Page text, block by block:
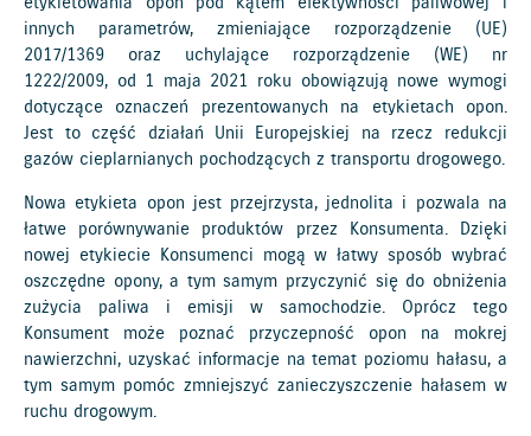
innych parametrów, zmieniające rozporządzenie (UE)
2017/1369 oraz uchylające rozporządzenie (WE) nr
1222/2009, od 1 maja 2021 roku obowiązują nowe wymogi
dotyczące oznaczeń prezentowanych na etykietach opon.
Jest to część działań Unii Europejskiej na rzecz redukcji
gazów cieplarnianych pochodzących z transportu drogowego.
Nowa etykieta opon jest przejrzysta, jednolita i pozwala na
łatwe porównywanie produktów przez Konsumenta. Dzięki
nowej etykiecie Konsumenci mogą w łatwy sposób wybrać
oszczędne opony, a tym samym przyczynić się do obniżenia
zużycia paliwa i emisji w samochodzie. Oprócz tego
Konsument może poznać przyczepność opon na mokrej
nawierzchni, uzyskać informacje na temat poziomu hałasu, a
tym samym pomóc zmniejszyć zanieczyszczenie hałasem w
ruchu drogowym.